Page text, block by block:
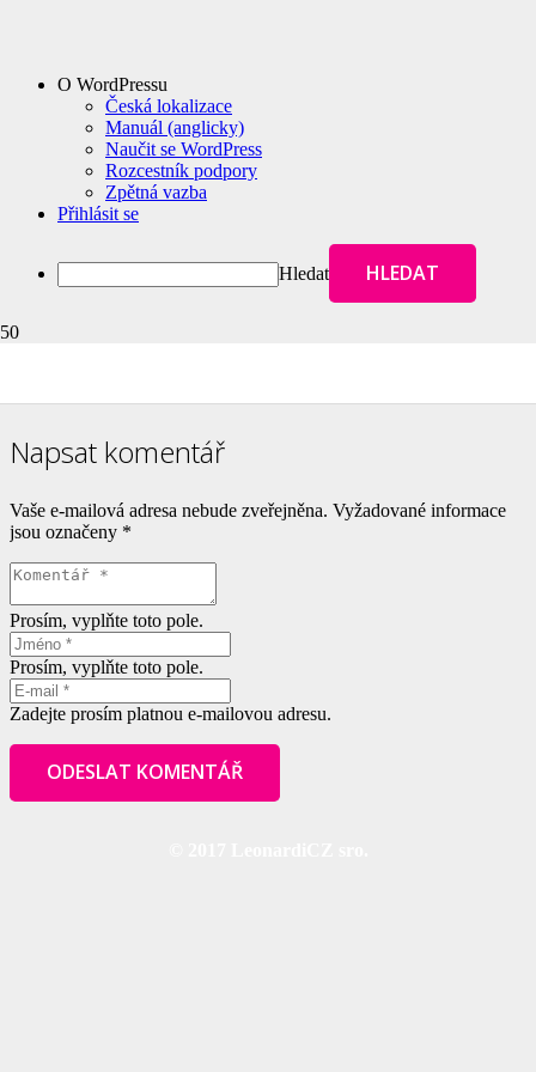
O WordPressu
Česká lokalizace
Manuál (anglicky)
Naučit se WordPress
Rozcestník podpory
Zpětná vazba
Přihlásit se
Hledat
Napsat komentář
Vaše e-mailová adresa nebude zveřejněna. Vyžadované informace
jsou označeny *
Prosím, vyplňte toto pole.
Prosím, vyplňte toto pole.
Zadejte prosím platnou e-mailovou adresu.
ODESLAT KOMENTÁŘ